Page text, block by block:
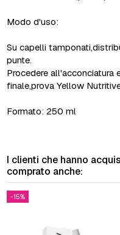
Modo d'uso:
Su capelli
punte.
Procedere
finale,prova Yellow
Formato: 250 ml
I clienti che hanno
comprato anche:
-15%